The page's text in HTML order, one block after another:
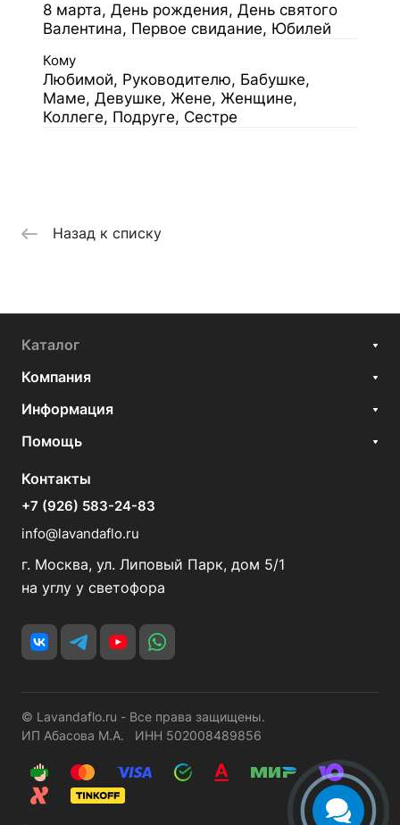
8 марта, День рождения, День святого
Валентина, Первое свидание, Юбилей
Кому
Любимой, Руководителю, Бабушке,
Маме, Девушке, Жене, Женщине,
Коллеге, Подруге, Сестре
Назад к списку
Каталог
Компания
Информация
Помощь
Контакты
+7 (926) 583-24-83
info@lavandaflo.ru
г. Москва, ул. Липовый Парк, дом 5/1
на углу у светофора
© Lavandaflo.ru - Все права защищены.
ИП Абасова М.А. ИНН 502008489856